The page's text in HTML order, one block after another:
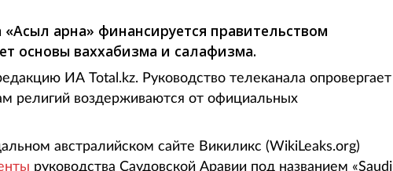
арна» финансируется правительством
основы ваххабизма и салафизма.
ИА Total.kz. Руководство телеканала опровергает
религий воздерживаются от официальных
австралийском сайте Викиликс (WikiLeaks.org)
руководства Саудовской Аравии под названием «Saudi